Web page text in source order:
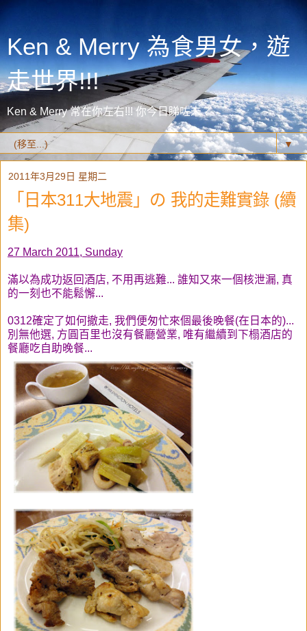
Ken & Merry 為食男女，遊
走世界!!!
Ken & Merry 常在你左右!!! 你今日睇咗未？
▼
2011年3月29日 星期二
「日本311大地震」の 我的走難實錄 (續
集)
27 March 2011, Sunday
滿以為成功返回酒店, 不用再逃難... 誰知又來一個核泄漏, 真
的一刻也不能鬆懈...
0312確定了如何撤走, 我們便匆忙來個最後晚餐(在日本的)...
別無他選, 方圓百里也沒有餐廳營業, 唯有繼續到下榻酒店的
餐廳吃自助晚餐...